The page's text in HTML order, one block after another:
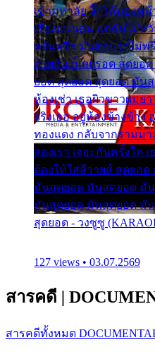
เข้ามหาลัย จิ๊กโก๊มองห
เรื่องแน่นอน แต่ฉันไม่ห
พรั่นพรือ มันตอบว่าไม่พรื่
ด้วยกัน ก็เลยรอด สุดยอ
ยอด สุดยอด สุดยอด มัน
ห้องเช่า เธอผิวขาวผมย
จริงเธอ อยู่ห้องข้างข้าง
ทองแดง กลับจากรามม
สองเรา เจอะกันครั้งใด
ต้องให้ใส่ลีวายส์ สุดยอ
มันสุดยอด มันสุดยอด มั
มันสุดยอด มันสุดยอด มั
สุดยอด - วงซูซู
127 views • 03.07.2569
สารคดี |
สารคดีทั้งหมด